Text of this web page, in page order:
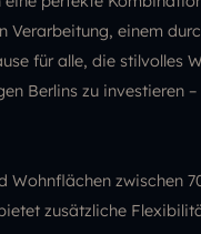
Verarbeitung, einem
für alle, die stilvolles
Berlins zu investieren
zwischen
zusätzliche